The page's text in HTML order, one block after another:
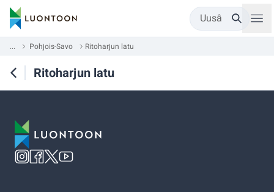
Uusâ
... Pohjois-Savo Ritoharjun latu
Ritoharjun latu